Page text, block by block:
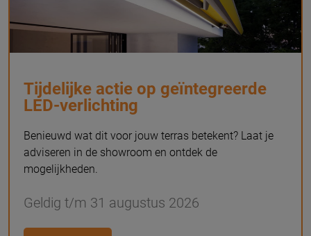
Tijdelijke actie op geïntegreerde
LED-verlichting
Benieuwd wat dit voor jouw terras betekent? Laat je
adviseren in de showroom en ontdek de
mogelijkheden.
Geldig t/m 31 augustus 2026